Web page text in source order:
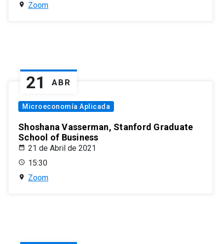
Zoom
21 ABR
Microeconomía Aplicada
Shoshana Vasserman, Stanford Graduate
School of Business
21 de Abril de 2021
15:30
Zoom